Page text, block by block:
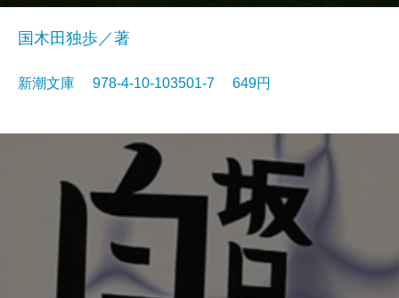
国木田独歩／著
新潮文庫 978-4-10-103501-7 649円